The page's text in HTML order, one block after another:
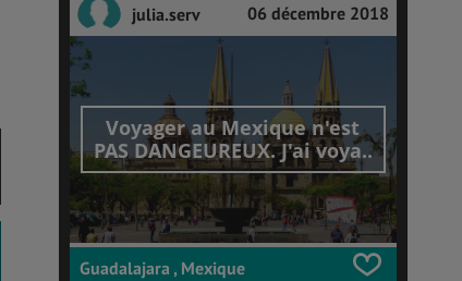
julia.serv 06 décembre 2018
Voyager au Mexique n'est
PAS DANGEUREUX. J'ai voya..
Guadalajara , Mexique